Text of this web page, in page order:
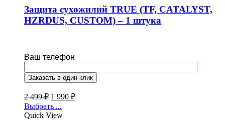
Защита сухожилий TRUE (TF, CATALYST,
HZRDUS, CUSTOM) – 1 штука
Ваш телефон
2 499₽ 1 990 ₽
Выбрать ...
Quick View